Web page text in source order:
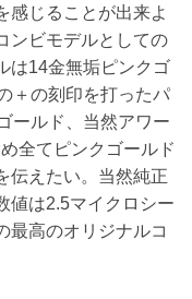
感じることが出来よ
ンビモデルとしての
は14金無垢ピンクゴ
＋の刻印を打ったパ
ールド、当然アワー
全てピンクゴールド
伝えたい。当然純正
値は2.5マイクロシー
最高のオリジナルコ